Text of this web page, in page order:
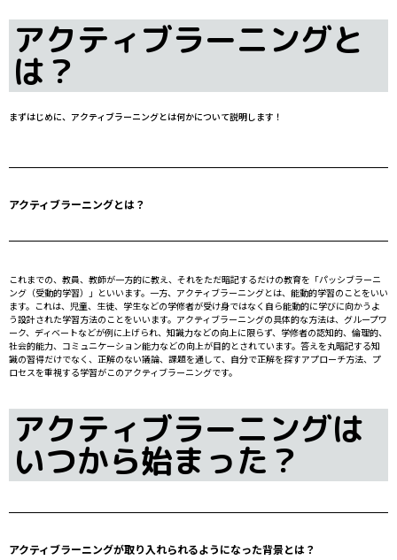
アクティブラーニングと
は？
まずはじめに、アクティブラーニングとは何かについて説明します！
アクティブラーニングとは？
これまでの、教員、教師が一方的に教え、それをただ暗記するだけの教育を「パッシブラーニ
ング（受動的学習）」といいます。一方、アクティブラーニングとは、能動的学習のことをいい
ます。これは、児童、生徒、学生などの学修者が受け身ではなく自ら能動的に学びに向かうよ
う設計された学習方法のことをいいます。アクティブラーニングの具体的な方法は、グループワ
ーク、ディベートなどが例に上げられ、知識力などの向上に限らず、学修者の認知的、倫理的、
社会的能力、コミュニケーション能力などの向上が目的とされています。答えを丸暗記する知
識の習得だけでなく、正解のない議論、課題を通して、自分で正解を探すアプローチ方法、プ
ロセスを重視する学習がこのアクティブラーニングです。
アクティブラーニングは
いつから始まった？
アクティブラーニングが取り入れられるようになった背景とは？